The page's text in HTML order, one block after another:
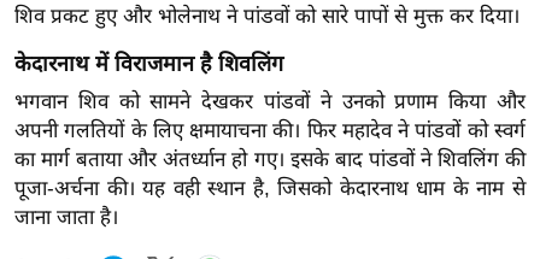
बॉ
वु
ड
हॉ
ली
वु
शिव प्रकट हुए और भोलेनाथ ने पांडवों को सारे पापों से मुक्त कर दिया।
केदारनाथ में विराजमान है शिवलिंग
भगवान शिव को सामने देखकर पांडवों ने उनको प्रणाम किया और
अपनी गलतियों के लिए क्षमायाचना की। फिर महादेव ने पांडवों को स्वर्ग
का मार्ग बताया और अंतर्ध्यान हो गए। इसके बाद पांडवों ने शिवलिंग की
पूजा-अर्चना की। यह वही स्थान है, जिसको केदारनाथ धाम के नाम से
जाना जाता है।